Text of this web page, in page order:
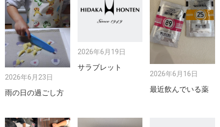
2026年6月23日
雨の日の過ごし方
2026年6月19日
サラブレット
2026年6月16日
最近飲んでいる薬